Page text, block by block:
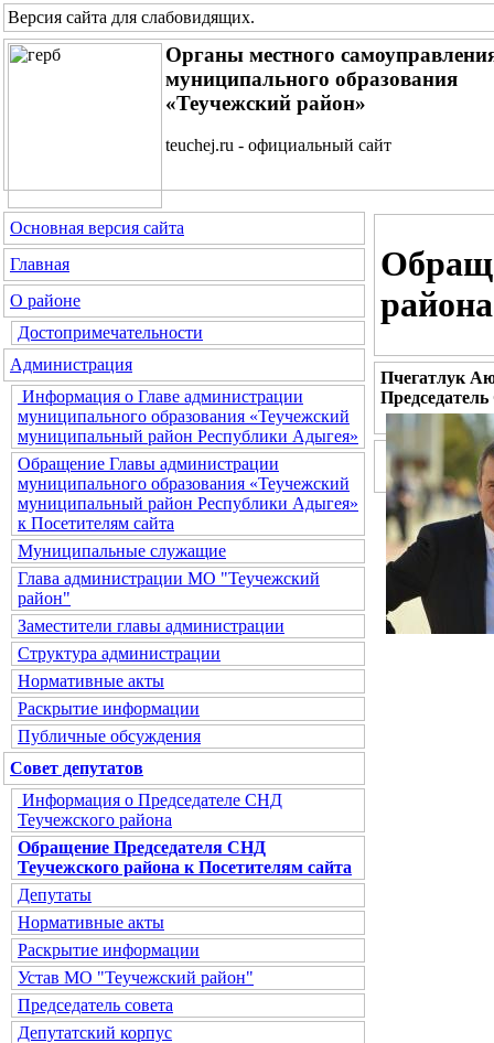
Версия сайта для слабовидящих.
Органы местного
муниципального образования
«Теучежский район»
teuchej.ru - официальный сайт
Основная версия сайта
Главная
О районе
Достопримечательности
Администрация
Информация о Главе администрации
муниципального образования «Теучежский
муниципальный район Республики Адыгея»
Обращение Главы администрации
муниципального образования «Теучежский
муниципальный район Республики Адыгея»
к Посетителям сайта
Муниципальные служащие
Глава администрации МО "Теучежский
район"
Заместители главы администрации
Структура администрации
Нормативные акты
Раскрытие информации
Публичные обсуждения
Совет депутатов
Информация о Председателе СНД
Теучежского района
Обращение Председателя СНД
Теучежского района к Посетителям сайта
Депутаты
Нормативные акты
Раскрытие информации
Устав МО "Теучежский район"
Председатель совета
Депутатский корпус
Пчегатлук